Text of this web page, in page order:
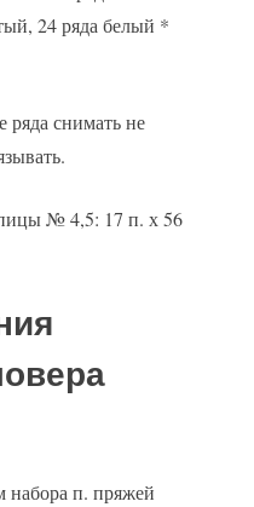
24 ряда белый *
ряда снимать не
№ 4,5: 17 п. х 56
набора п. пряжей